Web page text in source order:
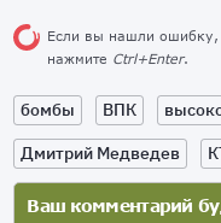
Если вы нашли ошибку,
нажмите Ctrl+Enter.
бомбы ВПК
Дмитрий Медведев